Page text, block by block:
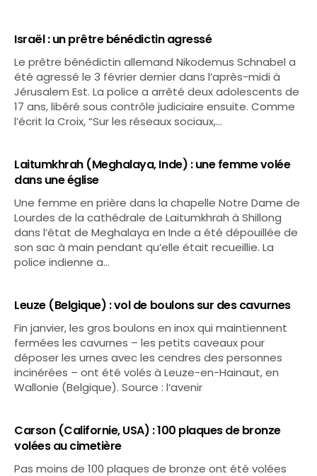
Israël : un prêtre bénédictin agressé
Le prêtre bénédictin allemand Nikodemus Schnabel a
été agressé le 3 février dernier dans l’après-midi à
Jérusalem Est. La police a arrêté deux adolescents de
17 ans, libéré sous contrôle judiciaire ensuite. Comme
l’écrit la Croix, “Sur les réseaux sociaux,…
Laitumkhrah (Meghalaya, Inde) : une femme volée
dans une église
Une femme en prière dans la chapelle Notre Dame de
Lourdes de la cathédrale de Laitumkhrah à Shillong
dans l’état de Meghalaya en Inde a été dépouillée de
son sac à main pendant qu’elle était recueillie. La
police indienne a…
Leuze (Belgique) : vol de boulons sur des cavurnes
Fin janvier, les gros boulons en inox qui maintiennent
fermées les cavurnes – les petits caveaux pour
déposer les urnes avec les cendres des personnes
incinérées – ont été volés à Leuze-en-Hainaut, en
Wallonie (Belgique). Source : l’avenir
Carson (Californie, USA) : 100 plaques de bronze
volées au cimetière
Pas moins de 100 plaques de bronze ont été volées